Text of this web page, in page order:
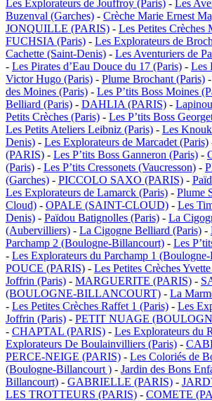
Les Explorateurs de Jouffroy (Paris) - Les
Buzenval (Garches) - Crèche Marie Ernest
JONQUILLE (PARIS) - Les Petites Crèches
FUCHSIA (Paris) - Les Explorateurs de
Cachette (Saint-Denis) - Les Aventuriers de
- Les Pirates d’Eau Douce du 17 (Paris) - Les
Victor Hugo (Paris) - Plume Brochant (Paris) -
des Moines (Paris) - Les P’tits Boss Moines
Belliard (Paris) - DAHLIA (PARIS) -
Petits Crèches (Paris) - Les P’tits Boss
Les Petits Ateliers Leibniz (Paris) - Les
Denis) - Les Explorateurs de Marcadet (Paris)
(PARIS) - Les P’tits Boss Ganneron (Paris) -
(Paris) - Les P’tits Cressonets (Vaucresson) -
(Garches) - PICCOLO SAXO (PARIS) -
Les Explorateurs de Lamarck (Paris) - Plume
Cloud) - OPALE (SAINT-CLOUD) - Les
Denis) - Païdou Batignolles (Paris) - La
(Aubervilliers) - La Cigogne Belliard (Paris) -
Parchamp 2 (Boulogne-Billancourt) - Les
- Les Explorateurs du Parchamp 1
POUCE (PARIS) - Les Petites Crèches
Joffrin (Paris) - MARGUERITE (PARIS) -
(BOULOGNE-BILLANCOURT) - La
- Les Petites Crèches Raffet 1 (Paris) - Les
Joffrin (Paris) - PETIT NUAGE
- CHAPTAL (PARIS) - Les Explorateurs du
Explorateurs De Boulainvilliers (Paris) -
PERCE-NEIGE (PARIS) - Les Coloriés de
(Boulogne-Billancourt ) - Jardin des Bons
Billancourt) - GABRIELLE (PARIS) -
LES TROTTEURS (PARIS) - COMETE